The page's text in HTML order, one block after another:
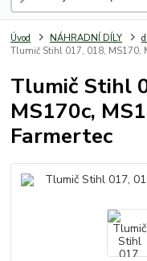
Úvod NÁHRADNÍ DÍLY
Tlumič Stihl 017, 018, MS170,
Tlumič Stihl
MS170c,
Farmertec